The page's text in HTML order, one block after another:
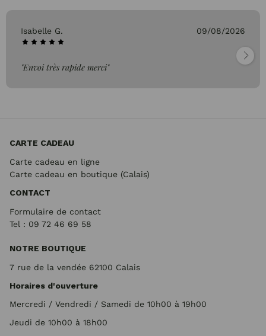
Isabelle G. 09/08/2026
"Envoi très rapide merci"
CARTE CADEAU
Carte cadeau en ligne
Carte cadeau en boutique (Calais)
CONTACT
Formulaire de contact
Tel : 09 72 46 69 58
NOTRE BOUTIQUE
7 rue de la vendée 62100 Calais
Horaires d'ouverture
Mercredi / Vendredi / Samedi de 10h00 à 19h00
Jeudi de 10h00 à 18h00